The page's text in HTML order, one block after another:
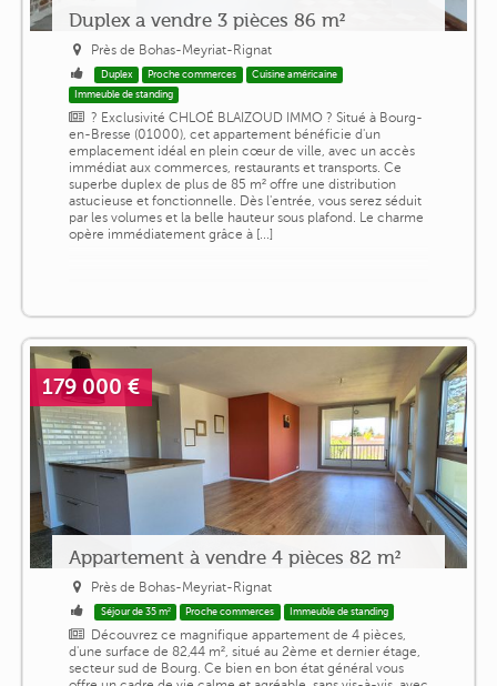
Duplex a vendre 3 pièces 86 m²
Près de Bohas-Meyriat-Rignat
Duplex Proche commerces
Cuisine américaine
Immeuble de standing
? Exclusivité CHLOÉ BLAIZOUD IMMO ? Situé à Bourg-
en-Bresse (01000), cet appartement bénéficie d'un
emplacement idéal en plein cœur de ville, avec un accès
immédiat aux commerces, restaurants et transports. Ce
superbe duplex de plus de 85 m² offre une distribution
astucieuse et fonctionnelle. Dès l'entrée, vous serez séduit
par les volumes et la belle hauteur sous plafond. Le charme
opère immédiatement grâce à [...]
179 000 €
Appartement à vendre 4 pièces 82 m²
Près de Bohas-Meyriat-Rignat
Séjour de 35 m² Proche commerces Immeuble de standing
Découvrez ce magnifique appartement de 4 pièces,
d'une surface de 82,44 m², situé au 2ème et dernier étage,
secteur sud de Bourg. Ce bien en bon état général vous